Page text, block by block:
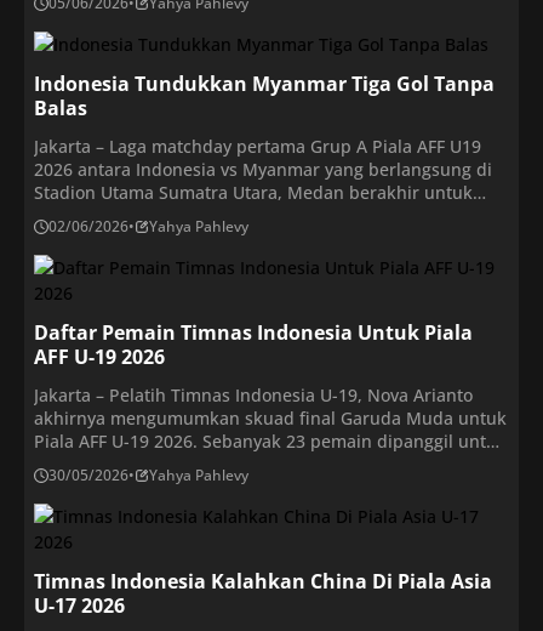
disumbangkan oleh Reno, Irpan, dan Kaka. Kemenangan
pada matchday kedua Grup A dalam kejuaraan yang juga
disebut ASEAN U19 Championship […]
Indonesia Tundukkan Myanmar Tiga Gol Tanpa
Balas
Jakarta – Laga matchday pertama Grup A Piala AFF U19
2026 antara Indonesia vs Myanmar yang berlangsung di
Stadion Utama Sumatra Utara, Medan berakhir untuk
kemenangan Garuda Muda dengan skor 3-0. Gol
kemenangan Timnas Indonesia U19 dilesakkan oleh
Arkhan Kaka pada babak pertama, kemudian disusul
brace Dimas Adi pada babak kedua. Sementara itu hasil
pertandingan […]
02/06/2026• Yahya Pahlevy
Daftar Pemain Timnas Indonesia Untuk Piala
AFF U-19 2026
Jakarta – Pelatih Timnas Indonesia U-19, Nova Arianto
akhirnya mengumumkan skuad final Garuda Muda untuk
Piala AFF U-19 2026. Sebanyak 23 pemain dipanggil untuk
membela panji Garuda di turnamen ini. Seperti yang
sudah diketahui, Piala AFF U-19 2026 akan segera
digulirkan. Turnamen usia muda bergengsi ini akan
digulirkan di kota Medan, Sumatera Utara. Timnas
Indonesia […]
30/05/2026• Yahya Pahlevy
Timnas Indonesia Kalahkan China Di Piala Asia
U-17 2026